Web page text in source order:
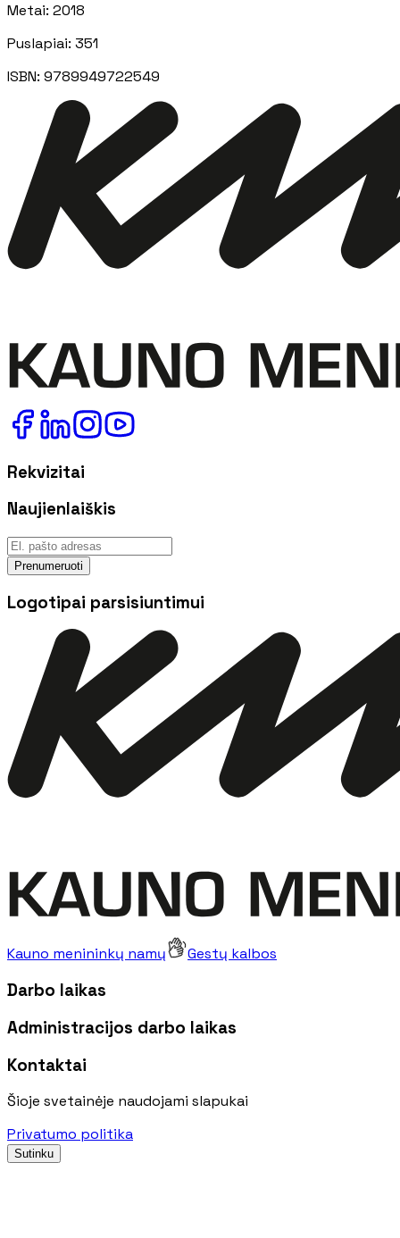
Metai: 2018
Puslapiai: 351
ISBN: 9789949722549
Rekvizitai
Naujienlaiškis
Prenumeruoti
Logotipai parsisiuntimui
Kauno menininkų namų Gestų kalbos
Darbo laikas
Administracijos darbo laikas
Kontaktai
Šioje svetainėje naudojami slapukai
Privatumo politika
Sutinku